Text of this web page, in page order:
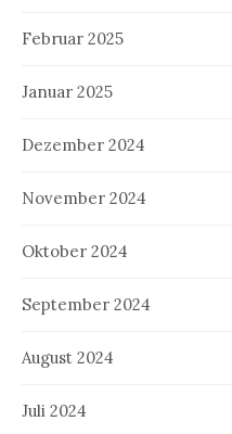
Februar 2025
Januar 2025
Dezember 2024
November 2024
Oktober 2024
September 2024
August 2024
Juli 2024